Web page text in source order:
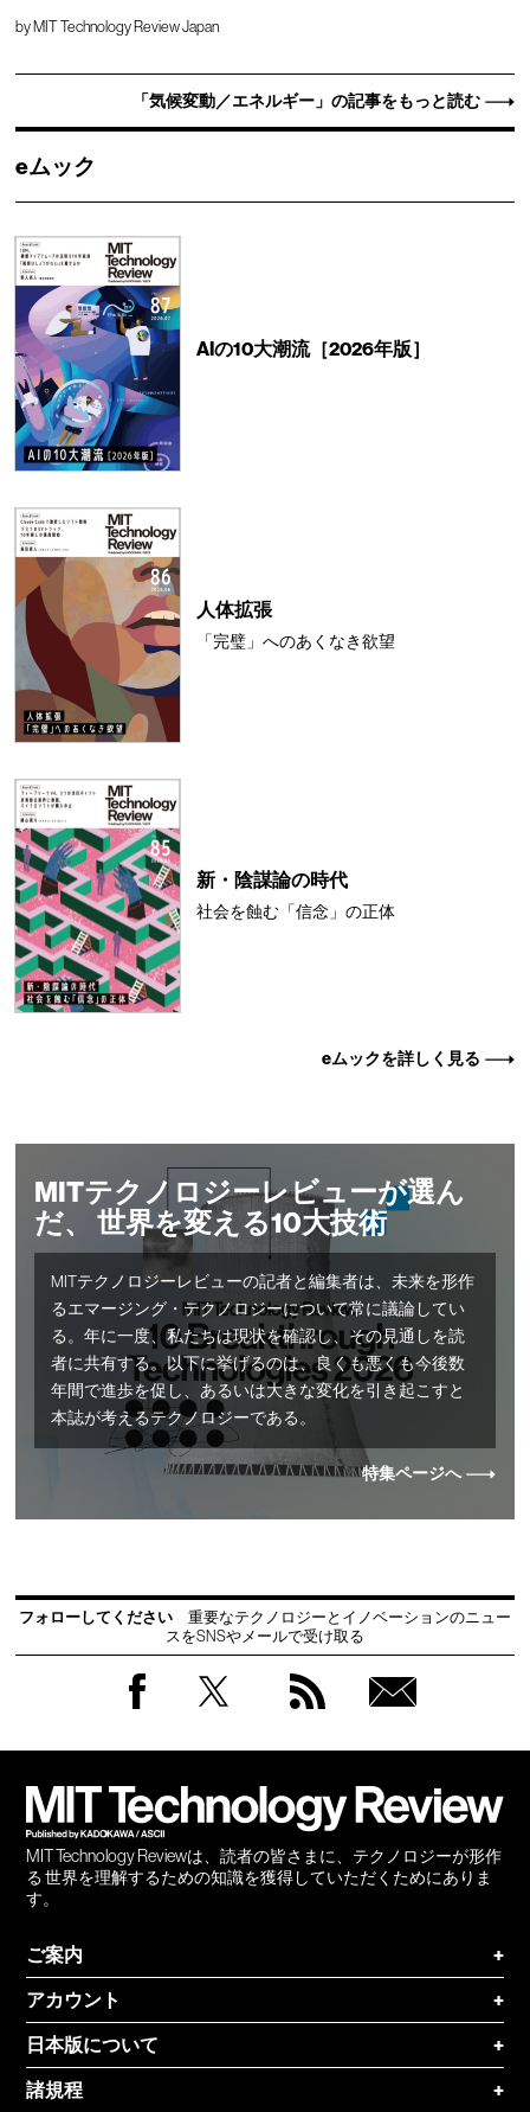
by MIT Technology Review Japan
「気候変動／エネルギー」の記事をもっと読む
eムック
AIの10大潮流［2026年版］
人体拡張
「完璧」へのあくなき欲望
新・陰謀論の時代
社会を蝕む「信念」の正体
eムックを詳しく見る
MITテクノロジーレビューが選ん
だ、 世界を変える10大技術
MITテクノロジーレビューの記者と編集者は、未来を形作
るエマージング・テクノロジーについて常に議論してい
る。年に一度、私たちは現状を確認し、その見通しを読
者に共有する。以下に挙げるのは、良くも悪くも今後数
年間で進歩を促し、あるいは大きな変化を引き起こすと
本誌が考えるテクノロジーである。
特集ページへ
フォローしてください
重要なテクノロジーとイノベーションのニュー
スをSNSやメールで受け取る
MIT Technology Reviewは、読者の皆さまに、テクノロジーが形作
る 世界を理解するための知識を獲得していただくためにありま
す。
ご案内
+
アカウント
+
日本版について
+
諸規程
+